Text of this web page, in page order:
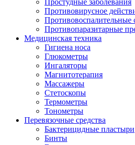
Простудные заболевания
Противовирусное
Противовоспалительные
Противопаразитарные
Медицинская техника
Гигиена носа
Глюкометры
Ингаляторы
Магнитотерапия
Массажеры
Стетоскопы
Термометры
Тонометры
Перевязочные средства
Бактерицидные пластыри
Бинты